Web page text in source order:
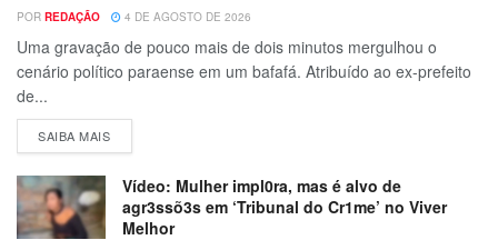
POR REDAÇÃO 4 DE AGOSTO DE 2026
Uma gravação de pouco mais de dois minutos mergulhou o
cenário político paraense em um bafafá. Atribuído ao ex-prefeito
de...
SAIBA MAIS
Vídeo: Mulher impl0ra, mas é alvo de
agr3ssõ3s em ‘Tribunal do Cr1me’ no Viver
Melhor